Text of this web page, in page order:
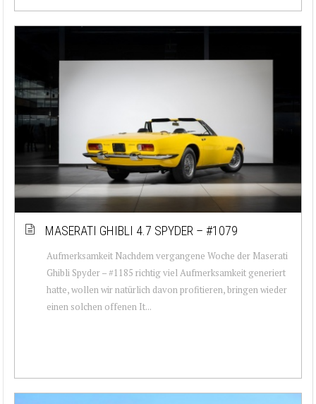
MASERATI GHIBLI 4.7 SPYDER – #1079
Aufmerksamkeit Nachdem vergangene Woche der Maserati
Ghibli Spyder – #1185 richtig viel Aufmerksamkeit generiert
hatte, wollen wir natürlich davon profitieren, bringen wieder
einen solchen offenen It...